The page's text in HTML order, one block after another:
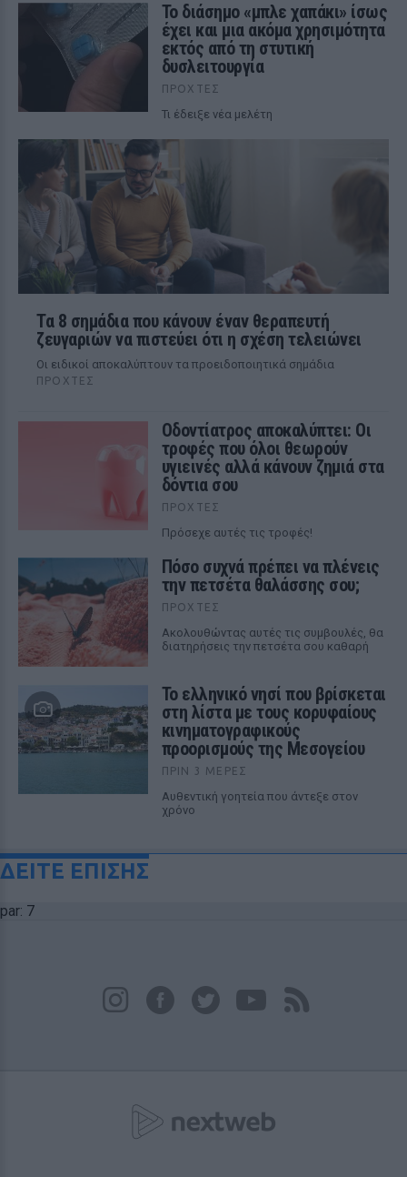
Το διάσημο «μπλε χαπάκι» ίσως
έχει και μια ακόμα χρησιμότητα
εκτός από τη στυτική
δυσλειτουργία
ΠΡΟΧΤΈΣ
Τι έδειξε νέα μελέτη
Τα 8 σημάδια που κάνουν έναν θεραπευτή
ζευγαριών να πιστεύει ότι η σχέση τελειώνει
Οι ειδικοί αποκαλύπτουν τα προειδοποιητικά σημάδια
ΠΡΟΧΤΈΣ
Οδοντίατρος αποκαλύπτει: Οι
τροφές που όλοι θεωρούν
υγιεινές αλλά κάνουν ζημιά στα
δόντια σου
ΠΡΟΧΤΈΣ
Πρόσεχε αυτές τις τροφές!
Πόσο συχνά πρέπει να πλένεις
την πετσέτα θαλάσσης σου;
ΠΡΟΧΤΈΣ
Ακολουθώντας αυτές τις συμβουλές, θα
διατηρήσεις την πετσέτα σου καθαρή
Το ελληνικό νησί που βρίσκεται
στη λίστα με τους κορυφαίους
κινηματογραφικούς
προορισμούς της Μεσογείου
ΠΡΙΝ 3 ΜΈΡΕΣ
Αυθεντική γοητεία που άντεξε στον
χρόνο
ΔΕΙΤΕ ΕΠΙΣΗΣ
par: 7